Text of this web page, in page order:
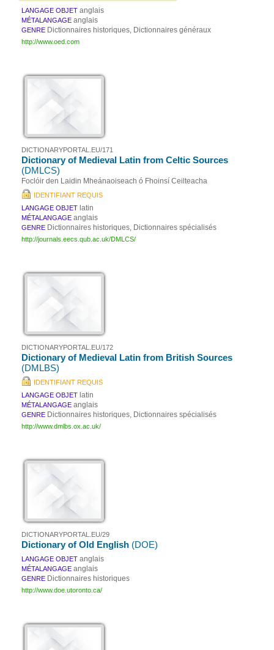
LANGAGE OBJET anglais
MÉTALANGAGE anglais
GENRE Dictionnaires historiques, Dictionnaires généraux
http://www.oed.com
DICTIONARYPORTAL.EU/171
Dictionary of Medieval Latin from Celtic Sources
(DMLCS)
Foclóir den Laidin Mheánaoiseach ó Fhoinsí Ceilteacha
IDENTIFIANT REQUIS
LANGAGE OBJET latin
MÉTALANGAGE anglais
GENRE Dictionnaires historiques, Dictionnaires spécialisés
http://journals.eecs.qub.ac.uk/DMLCS/
DICTIONARYPORTAL.EU/172
Dictionary of Medieval Latin from British Sources
(DMLBS)
IDENTIFIANT REQUIS
LANGAGE OBJET latin
MÉTALANGAGE anglais
GENRE Dictionnaires historiques, Dictionnaires spécialisés
http://www.dmlbs.ox.ac.uk/
DICTIONARYPORTAL.EU/29
Dictionary of Old English (DOE)
LANGAGE OBJET anglais
MÉTALANGAGE anglais
GENRE Dictionnaires historiques
http://www.doe.utoronto.ca/